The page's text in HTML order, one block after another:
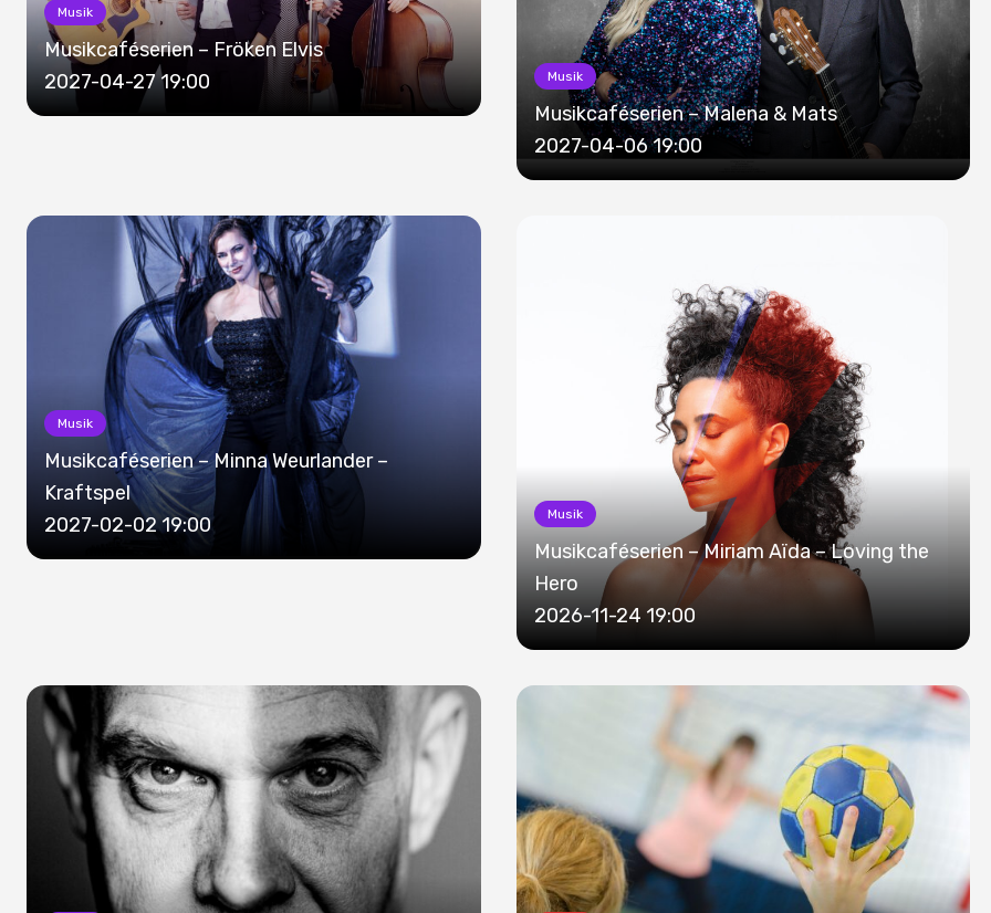
Musik
Musikcaféserien – Fröken Elvis
2027-04-27 19:00
Musik
Musikcaféserien – Malena & Mats
2027-04-06 19:00
Musik
Musikcaféserien – Minna Weurlander –
Kraftspel
2027-02-02 19:00
Musik
Musikcaféserien – Miriam Aïda – Loving the
Hero
2026-11-24 19:00